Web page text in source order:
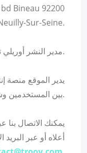
Sur-Seine.
مدير النشر أوريلي توبول.
يدير الموقع منصة
بين المستخدمين وشركاء تروف (“المنصة”).
يمكنك الاتصال بنا
أعلاه أو عبر البريد